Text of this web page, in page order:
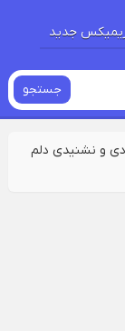
جدید
جستجو
و نشنیدی دلم